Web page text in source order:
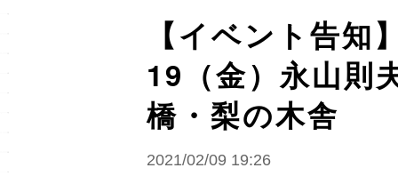
【イベント告知
19（金）永山則
橋・梨の木舎
2021/02/09 19:26